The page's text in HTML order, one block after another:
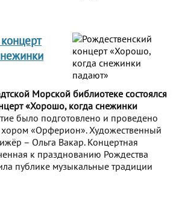
Морской библиотеке состоялся
«Хорошо, когда снежинки
было подготовлено и проведено
«Орферион». Художественный
– Ольга Вакар. Концертная
к празднованию Рождества
публике музыкальные традиции